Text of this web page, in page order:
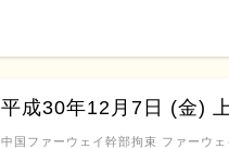
平成30年12月7日 (金)
中国ファーウェイ幹部拘束 ファーウ